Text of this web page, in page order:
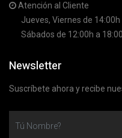
Atención al Cliente
Jueves, Viernes de 14:00h
Sábados de 12:00h a 18:00
Newsletter
Suscríbete ahora y recibe